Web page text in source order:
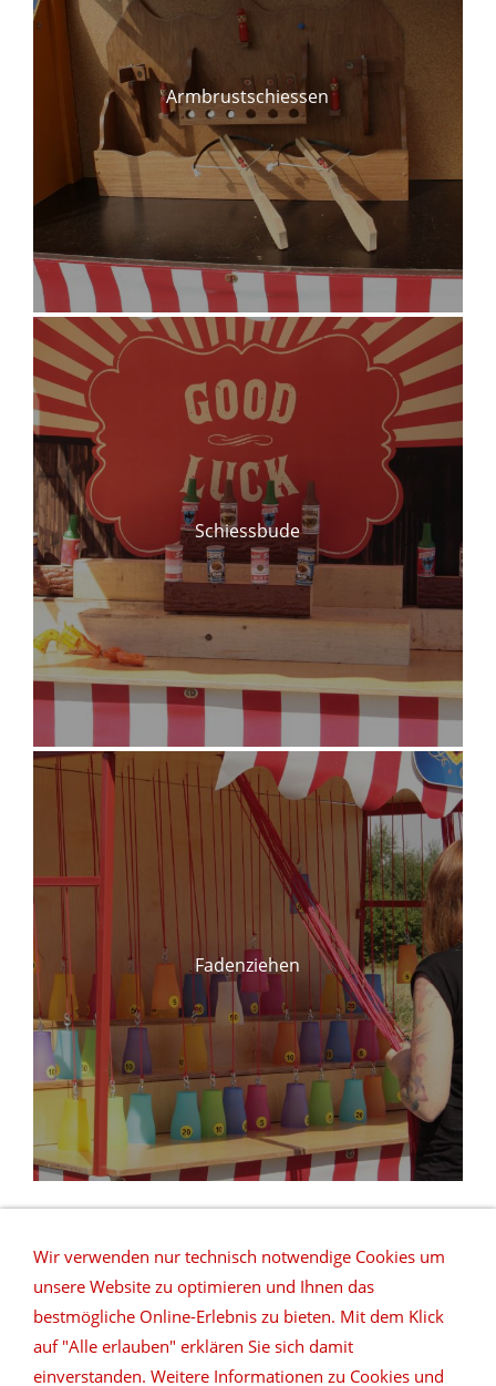
Armbrustschiessen
Schiessbude
Fadenziehen
REFERENZEN NETZWERK
DATENSCHUTZ
Wir verwenden nur technisch notwendige Cookies um
unsere Website zu optimieren und Ihnen das
bestmögliche Online-Erlebnis zu bieten. Mit dem Klick
auf "Alle erlauben" erklären Sie sich damit
einverstanden. Weitere Informationen zu Cookies und